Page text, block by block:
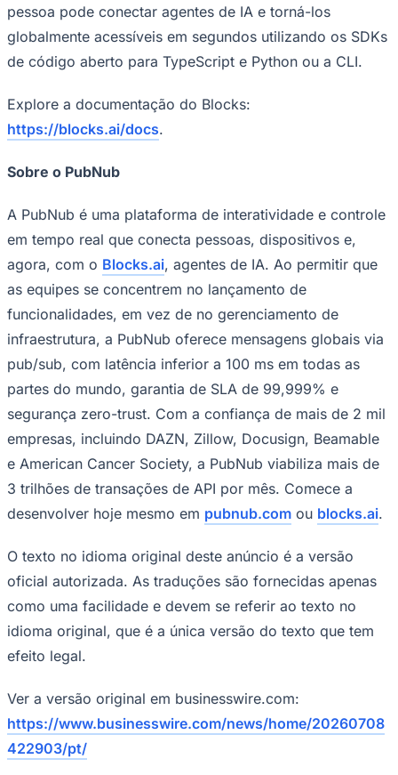
Santos
pessoa pode conectar agentes de IA e torná-los
globalmente acessíveis em segundos utilizando os SDKs
de código aberto para TypeScript e Python ou a CLI.
Explore a documentação do Blocks:
https://blocks.ai/docs.
Sobre o PubNub
A PubNub é uma plataforma de interatividade e controle
em tempo real que conecta pessoas, dispositivos e,
agora, com o Blocks.ai, agentes de IA. Ao permitir que
as equipes se concentrem no lançamento de
funcionalidades, em vez de no gerenciamento de
infraestrutura, a PubNub oferece mensagens globais via
pub/sub, com latência inferior a 100 ms em todas as
partes do mundo, garantia de SLA de 99,999% e
segurança zero-trust. Com a confiança de mais de 2 mil
empresas, incluindo DAZN, Zillow, Docusign, Beamable
e American Cancer Society, a PubNub viabiliza mais de
3 trilhões de transações de API por mês. Comece a
desenvolver hoje mesmo em pubnub.com ou blocks.ai.
O texto no idioma original deste anúncio é a versão
oficial autorizada. As traduções são fornecidas apenas
como uma facilidade e devem se referir ao texto no
idioma original, que é a única versão do texto que tem
efeito legal.
Ver a versão original em businesswire.com:
https://www.businesswire.com/news/home/20260708
422903/pt/